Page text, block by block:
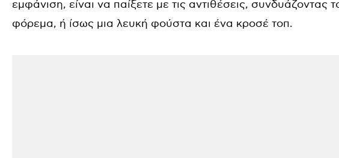
εμφάνιση, είναι να παίξετε με τις αντιθέσεις, συνδυάζοντας
φόρεμα, ή ίσως μια λευκή φούστα και ένα κροσέ τοπ.